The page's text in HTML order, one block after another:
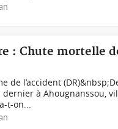
: Chute mortelle
de l’accident
à Ahougnanssou,
t-on...